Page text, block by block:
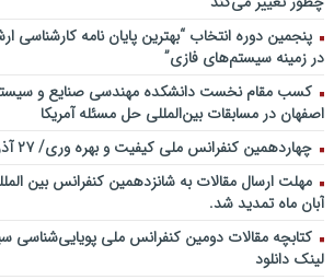
ملی توسعه مدیریت پولی و بانکی
بهمن ماه ۹۲
پنجمین دورۀ انتخاب “بهترین پایان ­نامه کارشناسی­
در زمینه سیستم‌های فازی”
کسب مقام نخست دانشکده مهندسی صنایع و
اصفهان در مسابقات بین‌المللی حل مسئله آمریکا
چهاردهمین کنفرانس ملی کیفیت و بهره وری/ ۲۷ آذرماه ۹۸
آبان ماه تمدید شد.
کتابچه مقالات دومین کنفرانس ملی
لینک دانلود